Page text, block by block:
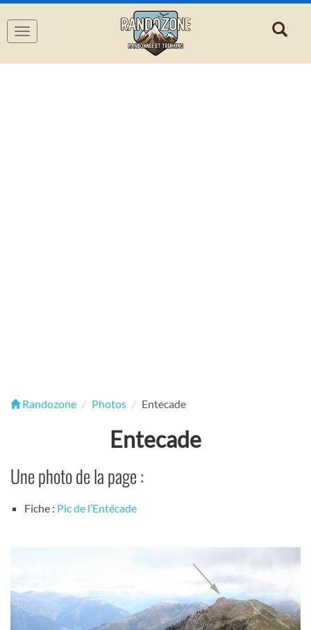
Navigation
Randozone Photos Entecade
Entecade
Une photo de la page :
Fiche : Pic de l’Entécade